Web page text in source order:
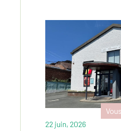
22 juin, 2026